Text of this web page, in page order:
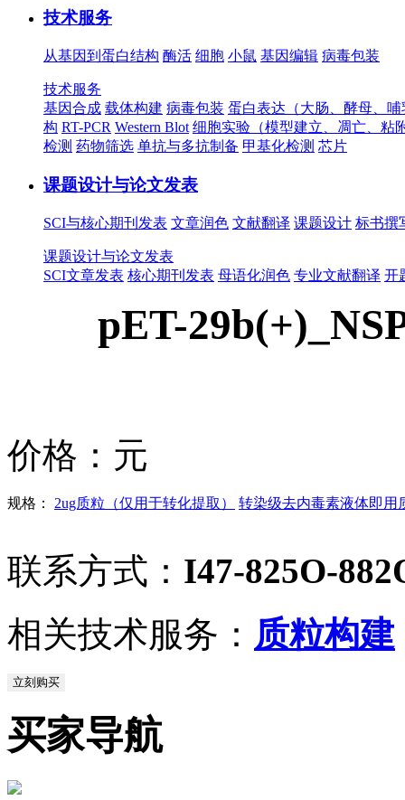
技术服务
从基因到蛋白结构 酶活 细胞 小鼠 基因编辑 病毒包装
技术服务
基因合成 载体构建 病毒包装 蛋白表达（大肠、酵母、
构 RT-PCR Western Blot 细胞实验（模型建立、凋亡、粘
检测 药物筛选 单抗与多抗制备 甲基化检测 芯片
课题设计与论文发表
SCI与核心期刊发表 文章润色 文献翻译 课题设计 标书撰
课题设计与论文发表
SCI文章发表 核心期刊发表 母语化润色 专业文献翻译 开
pET-
价格： 元
规格： 2ug质粒（仅用于转化提取） 转染级去内毒素液体即用
联系方式： I47-825O-
相关技术服务： 质粒构建
立刻购买
买家导航